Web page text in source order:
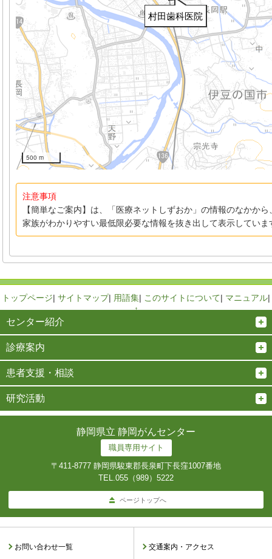
村田歯科医院
500 m
注意事項
【簡単なご案内】は、「医療ネットしずおか」の情報のなかか
家族がわかりやすい最低限必要な情報を抜き出して表示していま
トップページ| サイトマップ| 用語集| このサイトについて| マニュアル|
↑
センター紹介
診療案内
患者支援・相談
研究活動
静岡県立 静岡がんセンター
職員専用サイト
〒411-8777 静岡県駿東郡長泉町下長窪1007番地
TEL.055（989）5222
ページトップへ
お問い合わせ一覧 交通案内・アクセス